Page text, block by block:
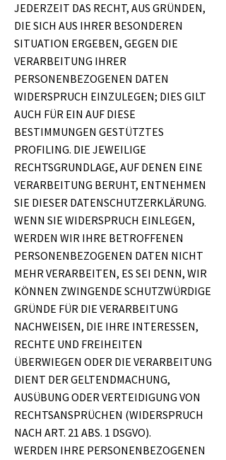
JEDERZEIT DAS RECHT, AUS GRÜNDEN,
DIE SICH AUS IHRER BESONDEREN
SITUATION ERGEBEN, GEGEN DIE
VERARBEITUNG IHRER
PERSONENBEZOGENEN DATEN
WIDERSPRUCH EINZULEGEN; DIES GILT
AUCH FÜR EIN AUF DIESE
BESTIMMUNGEN GESTÜTZTES
PROFILING. DIE JEWEILIGE
RECHTSGRUNDLAGE, AUF DENEN EINE
VERARBEITUNG BERUHT, ENTNEHMEN
SIE DIESER DATENSCHUTZERKLÄRUNG.
WENN SIE WIDERSPRUCH EINLEGEN,
WERDEN WIR IHRE BETROFFENEN
PERSONENBEZOGENEN DATEN NICHT
MEHR VERARBEITEN, ES SEI DENN, WIR
KÖNNEN ZWINGENDE SCHUTZWÜRDIGE
GRÜNDE FÜR DIE VERARBEITUNG
NACHWEISEN, DIE IHRE INTERESSEN,
RECHTE UND FREIHEITEN
ÜBERWIEGEN ODER DIE VERARBEITUNG
DIENT DER GELTENDMACHUNG,
AUSÜBUNG ODER VERTEIDIGUNG VON
RECHTSANSPRÜCHEN (WIDERSPRUCH
NACH ART. 21 ABS. 1 DSGVO).
WERDEN IHRE PERSONENBEZOGENEN